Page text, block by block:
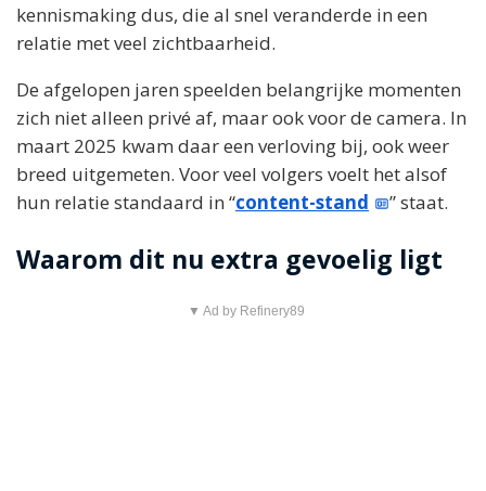
kennismaking dus, die al snel veranderde in een
relatie met veel zichtbaarheid.
De afgelopen jaren speelden belangrijke momenten
zich niet alleen privé af, maar ook voor de camera. In
maart 2025 kwam daar een verloving bij, ook weer
breed uitgemeten. Voor veel volgers voelt het alsof
hun relatie standaard in “content-stand ” staat.
Waarom dit nu extra gevoelig ligt
▼ Ad by Refinery89